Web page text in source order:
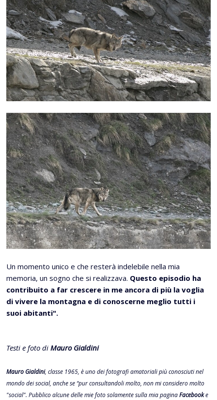
Un momento unico e che resterà indelebile nella mia
memoria, un sogno che si realizzava. Questo episodio ha
contribuito a far crescere in me ancora di più la voglia
di vivere la montagna e di conoscerne meglio tutti i
suoi abitanti".
Testi e foto di Mauro Gialdini
Mauro Gialdini, classe 1965, è uno dei fotografi amatoriali più conosciuti nel
mondo dei social, anche se “pur consultandoli molto, non mi considero molto
"social". Pubblico alcune delle mie foto solamente sulla mia paginaFacebooke